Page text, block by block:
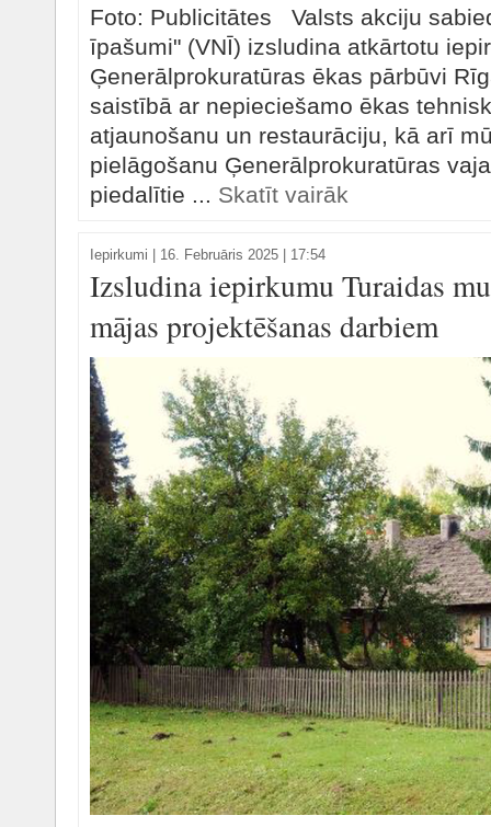
Foto: Publicitātes Valsts akciju
īpašumi" (VNĪ) izsludina atkārtotu
Ģenerālprokuratūras ēkas pārbūvi
saistībā ar nepieciešamo ēkas
atjaunošanu un restaurāciju, kā arī
pielāgošanu Ģenerālprokuratūras
piedalītie ... Skatīt vairāk
Iepirkumi 16. Februāris 2025 | 17:54
Izsludina iepirkumu Turaidas
mājas projektēšanas darbiem